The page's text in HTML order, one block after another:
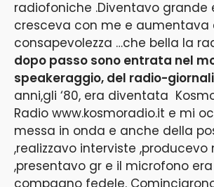
radiofoniche .Diventavo grande
cresceva con me e aumentava
consapevolezza …che bella la
dopo passo sono entrata nel
speakeraggio, del radio-
anni,gli ‘80, era diventata
Radio www.kosmoradio.it e mi
messa in onda e anche della
,realizzavo interviste ,producevo
,presentavo gr e il microfono